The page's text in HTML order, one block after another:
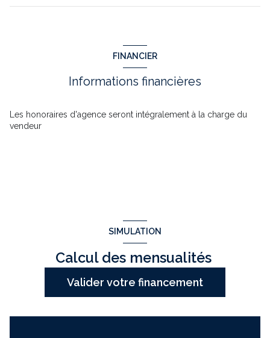
FINANCIER
Informations financières
Les honoraires d'agence seront intégralement à la charge du
vendeur
SIMULATION
Calcul des mensualités
Valider votre financement